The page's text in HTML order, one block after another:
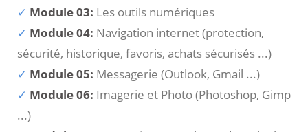
Module 03: Les outils numériques
Module 04: Navigation internet (protection,
sécurité, historique, favoris, achats sécurisés ...)
Module 05: Messagerie (Outlook, Gmail ...)
Module 06: Imagerie et Photo (Photoshop, Gimp
...)